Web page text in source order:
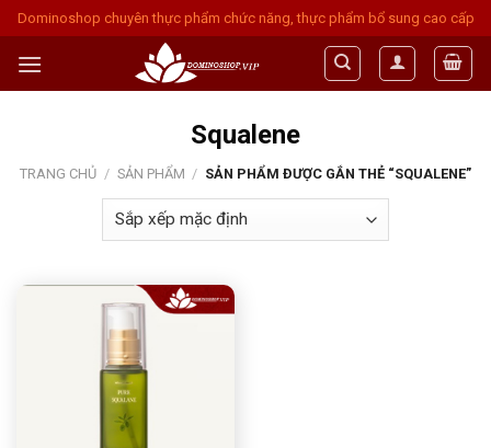
Skip
to
content
Dominoshop chuyên thực phẩm chức năng, thực phẩm bổ sung cao cấp
Squalene
TRANG CHỦ / SẢN PHẨM / SẢN PHẨM ĐƯỢC GẮN THẺ “SQUALENE”